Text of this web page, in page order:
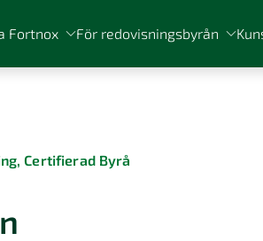
Fortnox För redovisningsbyrån
Certifierad Byrå